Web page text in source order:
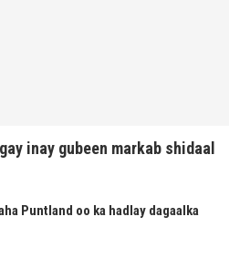
inay gubeen markab shidaal
Puntland oo ka hadlay dagaalka